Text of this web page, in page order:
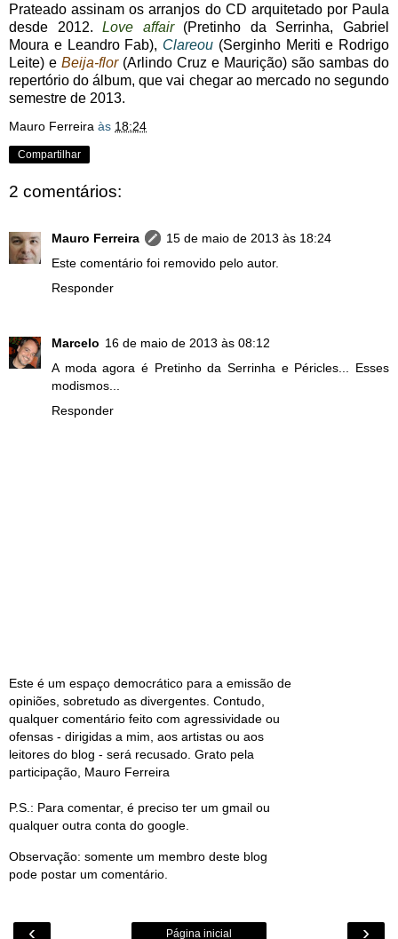
Prateado assinam os arranjos do CD arquitetado por Paula
desde 2012.Love affair(Pretinho da Serrinha, Gabriel
Moura e Leandro Fab), Clareou (Serginho Meriti e Rodrigo
Leite) e Beija-flor(Arlindo Cruz e Maurição) são sambas do
repertório do álbum, que vai chegar ao mercado no segundo
semestre de 2013.
Mauro Ferreira às 18:24
Compartilhar
2 comentários:
Mauro Ferreira
15 de maio de 2013 às 18:24
Este comentário foi removido pelo autor.
Responder
Marcelo 16 de maio de 2013 às 08:12
A moda agora é Pretinho da Serrinha e Péricles... Esses
modismos...
Responder
Este é um espaço democrático para a emissão de
opiniões, sobretudo as divergentes. Contudo,
qualquer comentário feito com agressividade ou
ofensas - dirigidas a mim, aos artistas ou aos
leitores do blog - será recusado. Grato pela
participação, Mauro Ferreira
P.S.: Para comentar, é preciso ter um gmail ou
qualquer outra conta do google.
Observação: somente um membro deste blog
pode postar um comentário.
‹ ›
Página inicial